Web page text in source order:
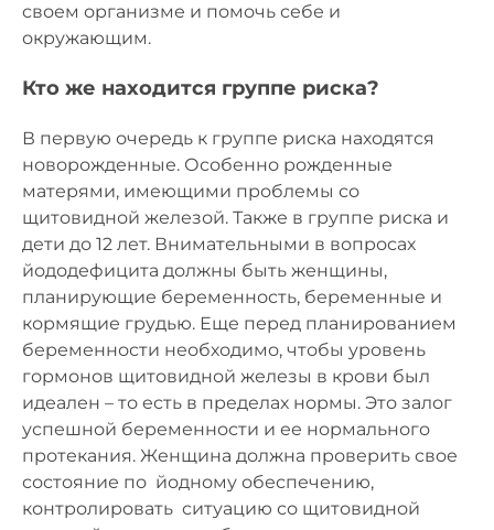
своем организме и помочь себе и
окружающим.
Кто же находится группе риска?
В первую очередь к группе риска находятся
новорожденные. Особенно рожденные
матерями, имеющими проблемы со
щитовидной железой. Также в группе риска и
дети до 12 лет. Внимательными в вопросах
йододефицита должны быть женщины,
планирующие беременность, беременные и
кормящие грудью. Еще перед планированием
беременности необходимо, чтобы уровень
гормонов щитовидной железы в крови был
идеален – то есть в пределах нормы. Это залог
успешной беременности и ее нормального
протекания. Женщина должна проверить свое
состояние по йодному обеспечению,
контролировать ситуацию со щитовидной